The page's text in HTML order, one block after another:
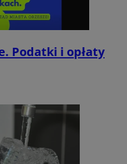
Podatki i opłaty